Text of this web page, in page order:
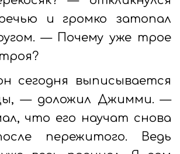
и громко затопал
— Почему уже трое
сегодня выписывается
— доложил Джимми. —
что его научат снова
пережитого. Ведь